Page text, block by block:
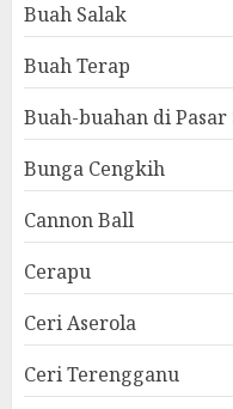
Buah Salak
Buah Terap
Buah-buahan di Pasar
Bunga Cengkih
Cannon Ball
Cerapu
Ceri Aserola
Ceri Terengganu